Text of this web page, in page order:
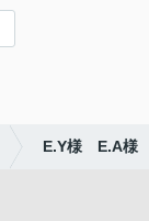
E.Y様 E.A様